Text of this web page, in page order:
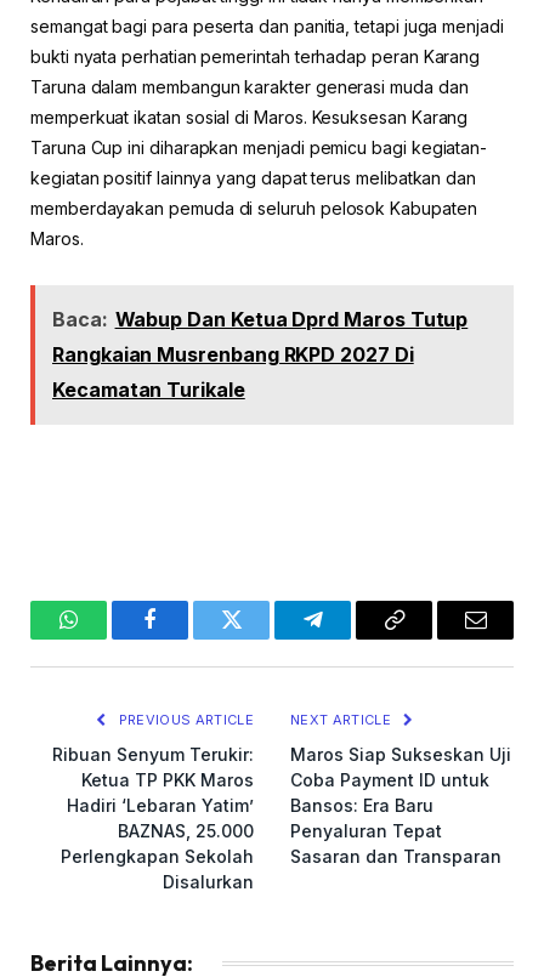
semangat bagi para peserta dan panitia, tetapi juga menjadi
bukti nyata perhatian pemerintah terhadap peran Karang
Taruna dalam membangun karakter generasi muda dan
memperkuat ikatan sosial di Maros. Kesuksesan Karang
Taruna Cup ini diharapkan menjadi pemicu bagi kegiatan-
kegiatan positif lainnya yang dapat terus melibatkan dan
memberdayakan pemuda di seluruh pelosok Kabupaten
Maros.
Baca: Wabup Dan Ketua Dprd Maros Tutup
Rangkaian Musrenbang RKPD 2027 Di
Kecamatan Turikale
WhatsAppFacebookTwitter TelegramCopy
Email
PREVIOUS ARTICLE
Ribuan Senyum Terukir:
Ketua TP PKK Maros
Hadiri ‘Lebaran Yatim’
BAZNAS, 25.000
Perlengkapan Sekolah
Disalurkan
NEXT ARTICLE
Maros Siap Sukseskan Uji
Coba Payment ID untuk
Bansos: Era Baru
Penyaluran Tepat
Sasaran dan Transparan
Berita Lainnya: